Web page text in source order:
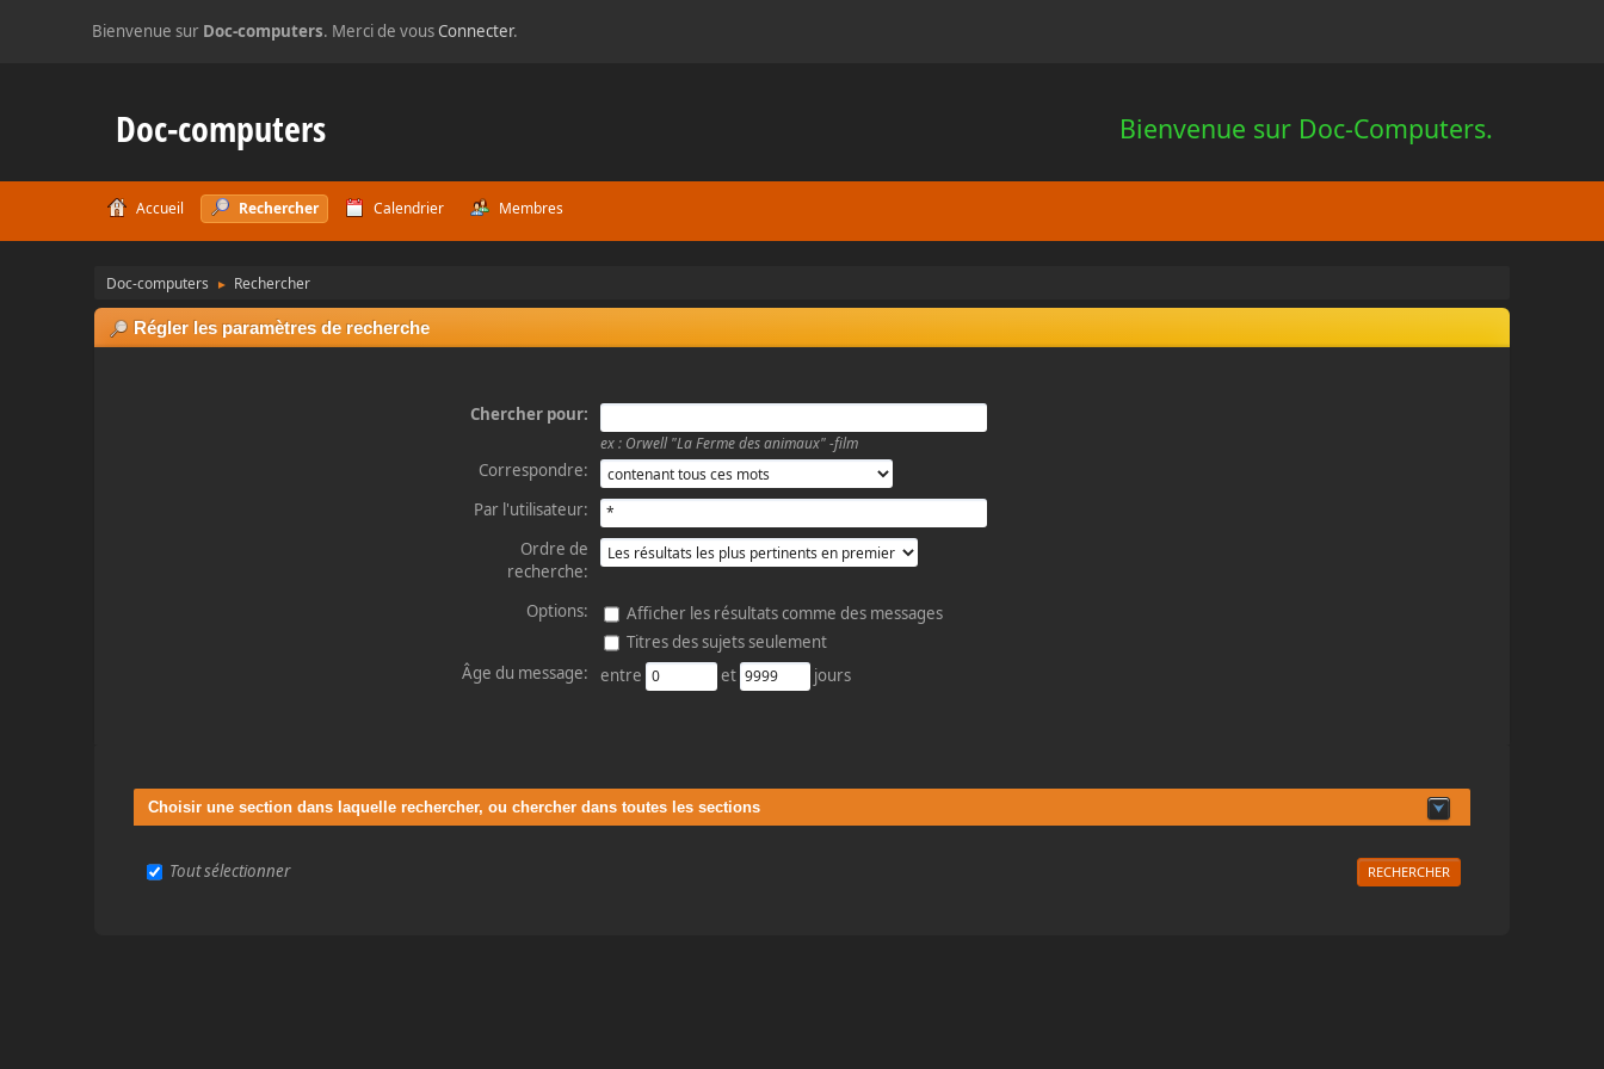
Bienvenue sur Doc-computers. Merci de vousConnecter.
Bienvenue sur Doc-Computers.
Doc-computers
Accueil Rechercher Calendrier Membres
Doc-computers ► Rechercher
Régler les paramètres de recherche
Chercher pour:
ex : Orwell "La Ferme des animaux" -film
Correspondre:
Par l'utilisateur:
Ordre de
recherche:
Options:
Afficher les résultats comme des messages
Titres des sujets seulement
Âge du message:
entre et jours
Choisir une section dans laquelle rechercher, ou chercher dans toutes les sections
Tout sélectionner